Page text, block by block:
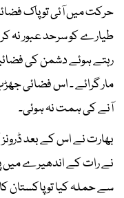
حرکت میں آئی تو پاک
طیارے کو سرحد عبور نہ
رہتے ہوئے دشمن کی
مار گرائے ۔ اس فضائی
آنے کی ہمت نہ ہوئی۔
سے حملہ کیا تو پاکستان کا